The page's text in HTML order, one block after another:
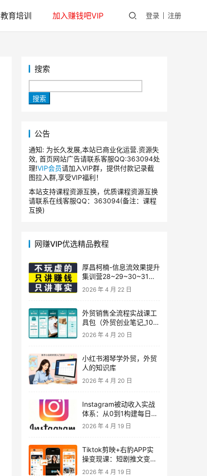
教育培训 加入赚钱吧VIP 登录 注册
搜索
搜索
公告
通知: 为长久发展,本站已商业化运营.资源失
效, 首页网站广告请联系客服QQ:363094处
理!VIP会员请加入VIP群，提供付款记录截
图拉入群,享受VIP福利！
本站支持课程资源互换，优质课程资源互换
请联系在线客服QQ：363094(备注：课程
互换)
网赚VIP优选精品教程
厚昌柯楠-信息流效果提升
集训营28~29~30~31
期，智能投放·巨量AD/百
度优化·AI提效指南
2026 年 4 月 22 日
外贸销售全流程实战课工
具包（外贸创业笔记_10年
外贸经验）
2026 年 4 月 20 日
小红书湘琴学外贸，外贸
人的知识库
2026 年 4 月 20 日
Instagram被动收入实战
体系：从0到1构建每日盈
利的自动销售漏斗
2026 年 4 月 19 日
Tiktok剪映+右豹APP实
操变现课：短剧推文变现
全教程来了！
2026 年 4 月 19 日